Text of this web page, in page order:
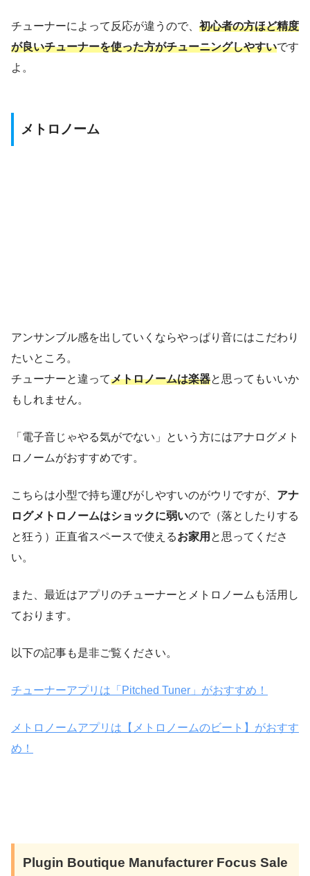
チューナーによって反応が違うので、 初心者の方ほど精度
が良いチューナーを使った方がチューニングしやすいです
よ。
メトロノーム
アンサンブル感を出していくならやっぱり音にはこだわり
たいところ。
チューナーと違ってメトロノームは楽器と思ってもいいか
もしれません。
「電子音じゃやる気がでない」という方にはアナログメト
ロノームがおすすめです。
こちらは小型で持ち運びがしやすいのがウリですが、 アナ
ログメトロノームはショックに弱いので（落としたりする
と狂う）正直省スペースで使えるお家用 と思ってくださ
い。
また、最近はアプリのチューナーとメトロノームも活用し
ております。
以下の記事も是非ご覧ください。
チューナーアプリは「Pitched Tuner」がおすすめ！
メトロノームアプリは【メトロノームのビート】がおすす
め！
Plugin Boutique Manufacturer Focus Sale